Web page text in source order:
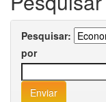
Pesquisar:
por